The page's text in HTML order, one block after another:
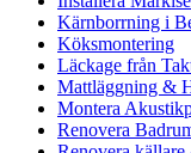
Kärnborrning i
Köksmontering
Läckage från
Mattläggning &
Montera
Renovera